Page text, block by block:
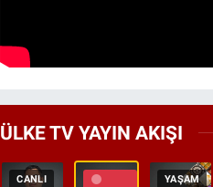
ÜLKE TV YAYIN AKIŞI
CANLI YAŞAM